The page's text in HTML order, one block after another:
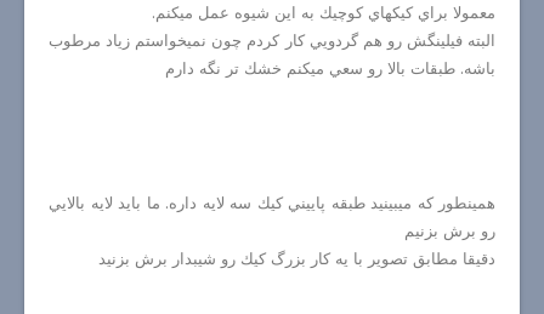
معمولا براي كيكهاي كوچيك به اين شيوه عمل ميكنم.
البته فيلينگش رو هم گردويي كار كردم چون نميخواستم زياد مرطوب
باشه. طبقات بالا رو سعي ميكنم خشك تر نگه دارم
همينطور كه ميبينيد طبقه پاييني كيك سه لايه داره. ما بايد لايه بالايي
رو برش بزنيم
دقيقا مطابق تصوير با يه كار بزرگ كيك رو شيبدار برش بزنيد